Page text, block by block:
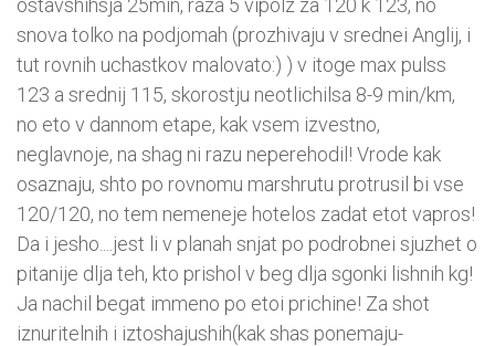
snova tolko na podjomah (prozhivaju v srednei Anglij, i
tut rovnih uchastkov malovato:) ) v itoge max pulss
123 a srednij 115, skorostju neotlichilsa 8-9 min/km,
no eto v dannom etape, kak vsem izvestno,
neglavnoje, na shag ni razu neperehodil! Vrode kak
osaznaju, shto po rovnomu marshrutu protrusil bi vse
120/120, no tem nemeneje hotelos zadat etot vapros!
Da i jesho....jest li v planah snjat po podrobnei sjuzhet o
pitanije dlja teh, kto prishol v beg dlja sgonki lishnih kg!
Ja nachil begat immeno po etoi prichine! Za shot
iznuritelnih i iztoshajushih(kak shas ponemaju-